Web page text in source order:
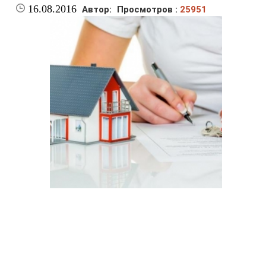
16.08.2016 Автор: Просмотров : 25951